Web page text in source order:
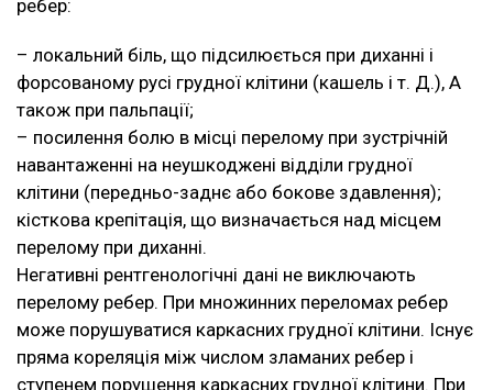
ребер:
– локальний біль, що підсилюється при диханні і
форсованому русі грудної клітини (кашель і т. Д.), А
також при пальпації;
– посилення болю в місці перелому при зустрічній
навантаженні на неушкоджені відділи грудної
клітини (передньо-заднє або бокове здавлення);
кісткова крепітація, що визначається над місцем
перелому при диханні.
Негативні рентгенологічні дані не виключають
перелому ребер. При множинних переломах ребер
може порушуватися каркасних грудної клітини. Існує
пряма кореляція між числом зламаних ребер і
ступенем порушення каркасних грудної клітини. При